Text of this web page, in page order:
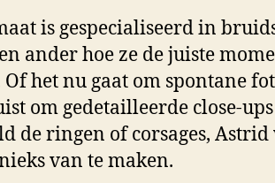
is gespecialiseerd in
ander hoe ze de juiste
Of het nu gaat om spontane
om gedetailleerde close-
de ringen of corsages, Astrid
van te maken.